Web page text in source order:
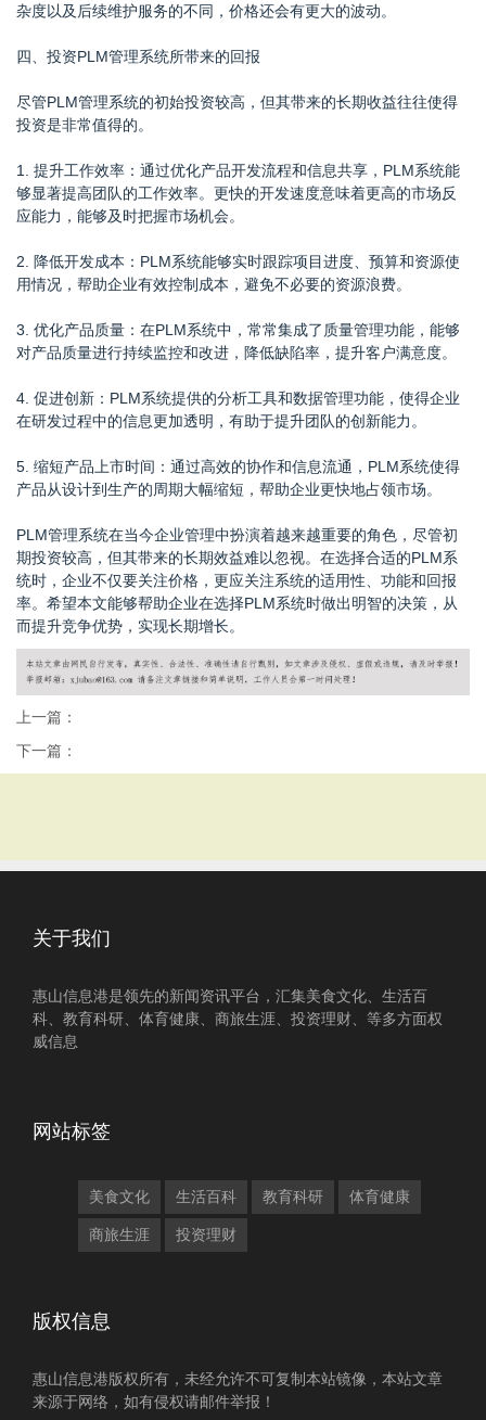
杂度以及后续维护服务的不同，价格还会有更大的波动。
四、投资PLM管理系统所带来的回报
尽管PLM管理系统的初始投资较高，但其带来的长期收益往往使得
投资是非常值得的。
1. 提升工作效率：通过优化产品开发流程和信息共享，PLM系统能
够显著提高团队的工作效率。更快的开发速度意味着更高的市场反
应能力，能够及时把握市场机会。
2. 降低开发成本：PLM系统能够实时跟踪项目进度、预算和资源使
用情况，帮助企业有效控制成本，避免不必要的资源浪费。
3. 优化产品质量：在PLM系统中，常常集成了质量管理功能，能够
对产品质量进行持续监控和改进，降低缺陷率，提升客户满意度。
4. 促进创新：PLM系统提供的分析工具和数据管理功能，使得企业
在研发过程中的信息更加透明，有助于提升团队的创新能力。
5. 缩短产品上市时间：通过高效的协作和信息流通，PLM系统使得
产品从设计到生产的周期大幅缩短，帮助企业更快地占领市场。
PLM管理系统在当今企业管理中扮演着越来越重要的角色，尽管初
期投资较高，但其带来的长期效益难以忽视。在选择合适的PLM系
统时，企业不仅要关注价格，更应关注系统的适用性、功能和回报
率。希望本文能够帮助企业在选择PLM系统时做出明智的决策，从
而提升竞争优势，实现长期增长。
上一篇：
下一篇：
关于我们
惠山信息港是领先的新闻资讯平台，汇集美食文化、生活百
科、教育科研、体育健康、商旅生涯、投资理财、等多方面权
威信息
网站标签
美食文化 生活百科 教育科研 体育健康
商旅生涯 投资理财
版权信息
惠山信息港版权所有，未经允许不可复制本站镜像，本站文章
来源于网络，如有侵权请邮件举报！